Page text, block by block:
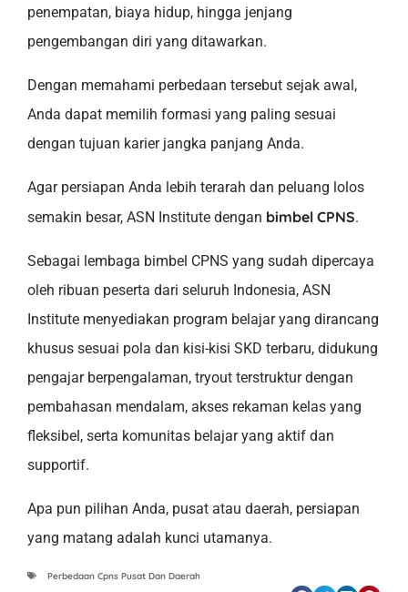
penempatan, biaya hidup, hingga jenjang
pengembangan diri yang ditawarkan.
Dengan memahami perbedaan tersebut sejak awal,
Anda dapat memilih formasi yang paling sesuai
dengan tujuan karier jangka panjang Anda.
Agar persiapan Anda lebih terarah dan peluang lolos
semakin besar, ASN Institute dengan bimbel CPNS.
Sebagai lembaga bimbel CPNS yang sudah dipercaya
oleh ribuan peserta dari seluruh Indonesia, ASN
Institute menyediakan program belajar yang dirancang
khusus sesuai pola dan kisi-kisi SKD terbaru, didukung
pengajar berpengalaman, tryout terstruktur dengan
pembahasan mendalam, akses rekaman kelas yang
fleksibel, serta komunitas belajar yang aktif dan
supportif.
Apa pun pilihan Anda, pusat atau daerah, persiapan
yang matang adalah kunci utamanya.
Perbedaan Cpns Pusat Dan Daerah